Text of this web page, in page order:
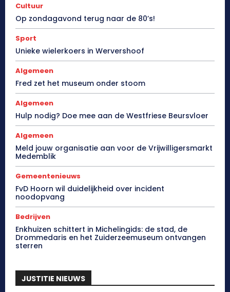
Cultuur
Op zondagavond terug naar de 80’s!
Sport
Unieke wielerkoers in Wervershoof
Algemeen
Fred zet het museum onder stoom
Algemeen
Hulp nodig? Doe mee aan de Westfriese Beursvloer
Algemeen
Meld jouw organisatie aan voor de Vrijwilligersmarkt
Medemblik
Gemeentenieuws
FvD Hoorn wil duidelijkheid over incident
noodopvang
Bedrijven
Enkhuizen schittert in Michelingids: de stad, de
Drommedaris en het Zuiderzeemuseum ontvangen
sterren
JUSTITIE NIEUWS